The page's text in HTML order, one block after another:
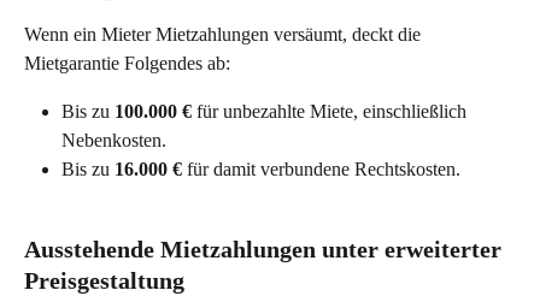
Wenn ein Mieter Mietzahlungen versäumt, deckt die
Mietgarantie Folgendes ab:
Bis zu 100.000 € für unbezahlte Miete, einschließlich
Nebenkosten.
Bis zu 16.000 € für damit verbundene Rechtskosten.
Ausstehende Mietzahlungen unter erweiterter
Preisgestaltung